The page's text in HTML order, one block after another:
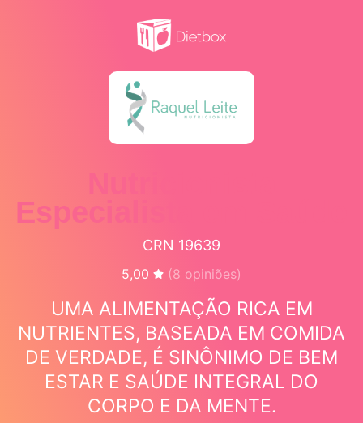
Especialista em Saúde
CRN 19639
5,00 (8 opiniões)
UMA ALIMENTAÇÃO RICA EM
NUTRIENTES, BASEADA EM COMIDA
DE VERDADE, É SINÔNIMO DE BEM
ESTAR E SAÚDE INTEGRAL DO
CORPO E DA MENTE.